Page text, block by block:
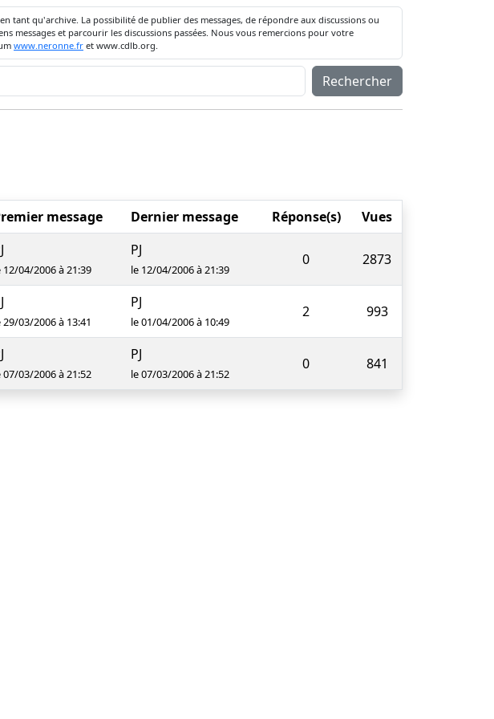
tant qu'archive. La possibilité de publier des messages, de répondre aux discussions ou
messages et parcourir les discussions passées. Nous vous remercions pour votre
www.neronne.fr et www.cdlb.org.
Rechercher
message Dernier message Réponse(s) Vues
12/04/2006 à 21:39
PJ
le 12/04/2006 à 21:39
0 2873
29/03/2006 à 13:41
PJ
le 01/04/2006 à 10:49
2 993
07/03/2006 à 21:52
PJ
le 07/03/2006 à 21:52
0 841